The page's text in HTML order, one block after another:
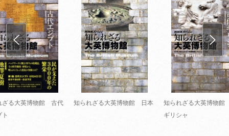
ざる大英博物館 古代
知られざる大英博物館 日本
知られざる大英博物
ギリシャ